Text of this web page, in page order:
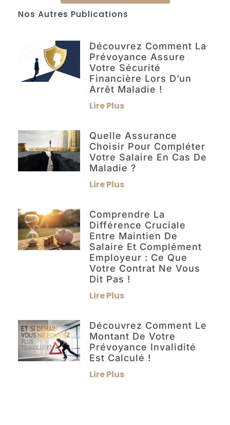
Nos Autres Publications
Découvrez Comment La
Prévoyance Assure
Votre Sécurité
Financière Lors D’un
Arrêt Maladie !
Lire Plus
Quelle Assurance
Choisir Pour Compléter
Votre Salaire En Cas De
Maladie ?
Lire Plus
Comprendre La
Différence Cruciale
Entre Maintien De
Salaire Et Complément
Employeur : Ce Que
Votre Contrat Ne Vous
Dit Pas !
Lire Plus
Découvrez Comment Le
Montant De Votre
Prévoyance Invalidité
Est Calculé !
Lire Plus